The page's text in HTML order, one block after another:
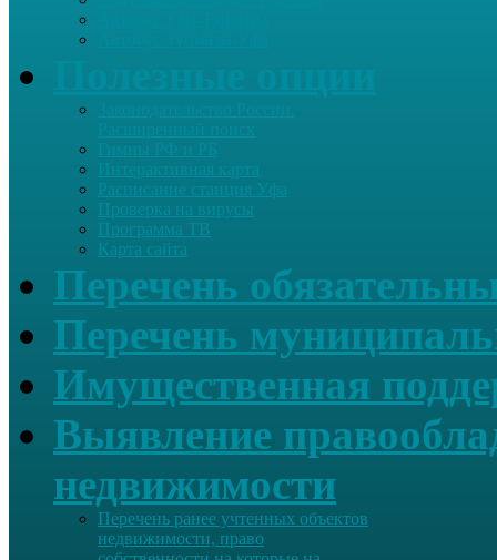
Гимны РФ и РБ
Интерактивная карта
Расписание станция Уфа
Проверка на вирусы
Программа ТВ
Карта сайта
Перечень
Перечень
Имущественная
Выявление
недвижимости
Перечень ранее учтенных объектов
недвижимости, право